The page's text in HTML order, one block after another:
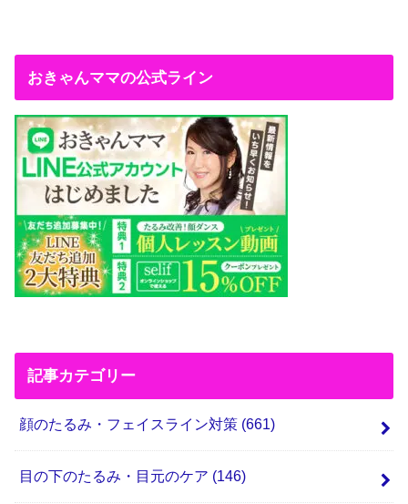
おきゃんママの公式ライン
記事カテゴリー
顔のたるみ・フェイスライン対策 (661)
目の下のたるみ・目元のケア (146)